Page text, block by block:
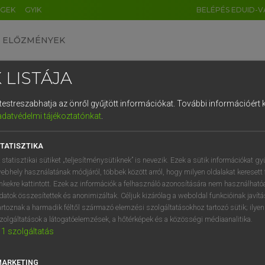
GYIK BELÉPÉS EDUID-
ELŐZMÉNYEK
szótár
VAN ELŐFIZETÉSED?
megtekintéséhez.
LISTÁJA
az önről gyűjtött információkat. További információért
tájékoztatónkat.
statisztikai sütiket „teljesítménysütiknek” is nevezik. Ezek a sütik információkat
használatának módjáról, többek között arról, hogy milyen oldalakat keresett
kattintott. Ezek az információk a felhasználó azonosítására nem
összesítettek és anonimizáltak. Céljuk kizárólag a weboldal funkcióinak
a harmadik féltől származó elemzési szolgáltatásokhoz tartozó sütik;
a látogatóelemzések, a hőtérképek és a közösségi médiaanalitika.
1 szolgáltatás
DE CN FR ES IT NL
1 2 3 4 5 6 7 8 9
q w e r t z u i
a s d f g h j k l é
í y x c v b n m , .